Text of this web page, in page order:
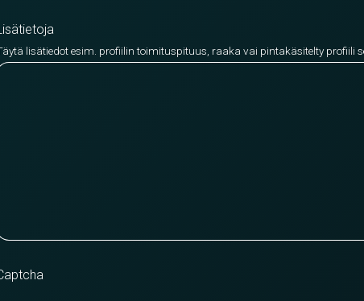
lisätiedot esim. profiilin toimituspituus, raaka vai pintakäsitelty profiili